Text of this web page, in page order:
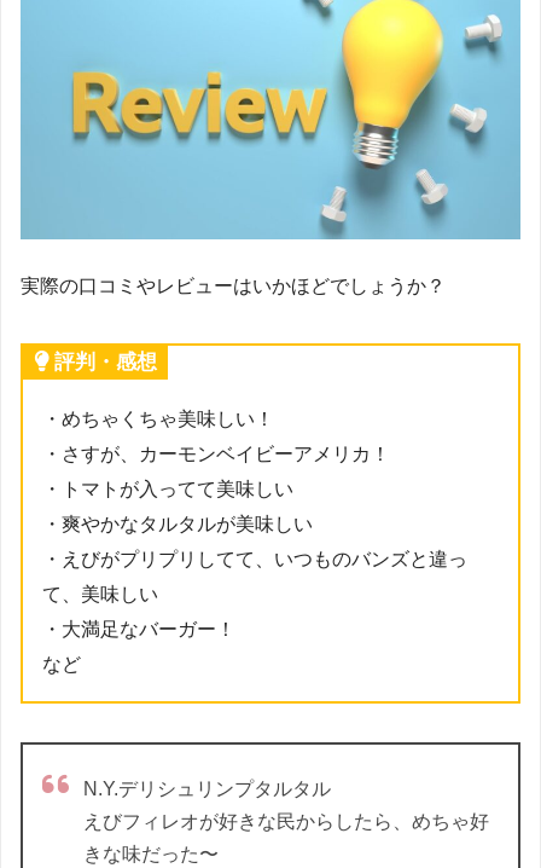
実際の口コミやレビューはいかほどでしょうか？
評判・感想
・めちゃくちゃ美味しい！
・さすが、カーモンベイビーアメリカ！
・トマトが入ってて美味しい
・爽やかなタルタルが美味しい
・えびがプリプリしてて、いつものバンズと違っ
て、美味しい
・大満足なバーガー！
など
N.Y.デリシュリンプタルタル
えびフィレオが好きな民からしたら、めちゃ好
きな味だった〜